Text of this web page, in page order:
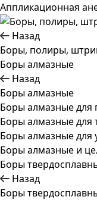
Аппликационная
Назад
Боры, полиры,
Боры алмазные
Назад
Боры алмазные
Боры алмазные для
Боры алмазные для
Боры алмазные для
Боры алмазные и
Боры
Назад
Боры